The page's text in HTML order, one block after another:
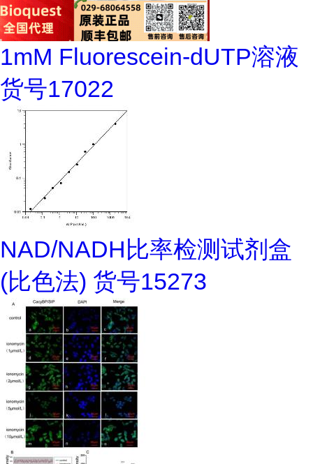
1mM Fluorescein-dUTP溶液
货号17022
NAD/NADH比率检测试剂盒
(比色法) 货号15273